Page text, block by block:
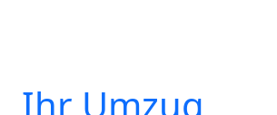
Ihr Umzug